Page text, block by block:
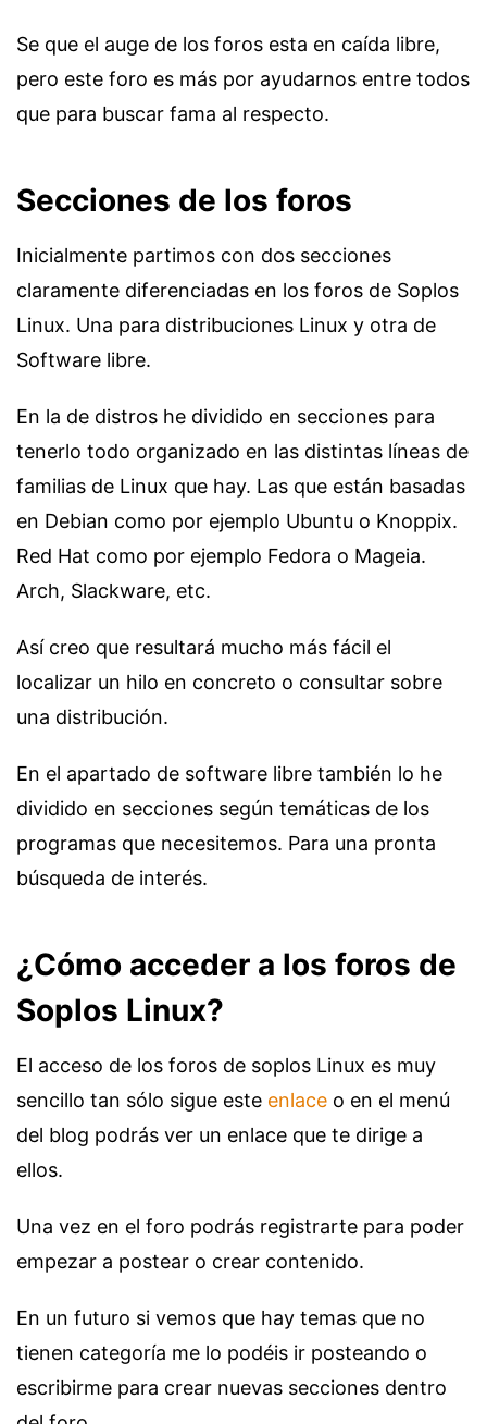
Se que el auge de los foros esta en caída libre,
pero este foro es más por ayudarnos entre todos
que para buscar fama al respecto.
Secciones de los foros
Inicialmente partimos con dos secciones
claramente diferenciadas en los foros de Soplos
Linux. Una para distribuciones Linux y otra de
Software libre.
En la de distros he dividido en secciones para
tenerlo todo organizado en las distintas líneas de
familias de Linux que hay. Las que están basadas
en Debian como por ejemplo Ubuntu o Knoppix.
Red Hat como por ejemplo Fedora o Mageia.
Arch, Slackware, etc.
Así creo que resultará mucho más fácil el
localizar un hilo en concreto o consultar sobre
una distribución.
En el apartado de software libre también lo he
dividido en secciones según temáticas de los
programas que necesitemos. Para una pronta
búsqueda de interés.
¿Cómo acceder a los foros de
Soplos Linux?
El acceso de los foros de soplos Linux es muy
sencillo tan sólo sigue este enlace o en el menú
del blog podrás ver un enlace que te dirige a
ellos.
Una vez en el foro podrás registrarte para poder
empezar a postear o crear contenido.
En un futuro si vemos que hay temas que no
tienen categoría me lo podéis ir posteando o
escribirme para crear nuevas secciones dentro